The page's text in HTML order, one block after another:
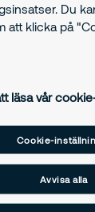
400 000
är
en installation
över att på
få möjlighet att
och
Filippa Tarras-
Du
att klicka på
läsa vår
Cookie-
Avvisa alla